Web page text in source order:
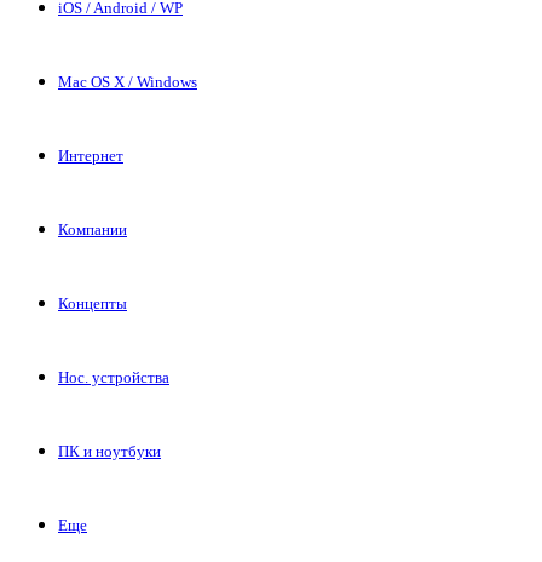
iOS / Android / WP
Mac OS X / Windows
Интернет
Компании
Концепты
Нос. устройства
ПК и ноутбуки
Еще